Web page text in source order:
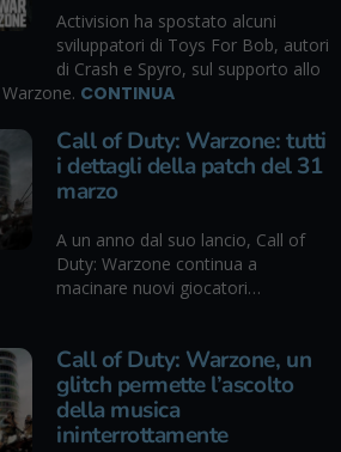
Activision ha spostato alcuni
sviluppatori di Toys For Bob, autori
di Crash e Spyro, sul supporto allo
CONTINUA
Call of Duty: Warzone: tutti
i dettagli della patch del 31
marzo
A un anno dal suo lancio, Call of
Duty: Warzone continua a
macinare nuovi giocatori…
Call of Duty: Warzone, un
glitch permette l’ascolto
della musica
ininterrottamente